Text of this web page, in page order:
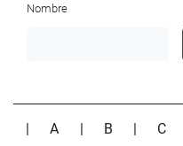
Nombre
|A B C